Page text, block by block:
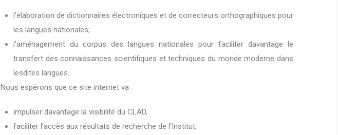
l’élaboration de dictionnaires électroniques et de correcteurs orthographiques pour
les langues nationales;
l’aménagement du corpus des langues nationales pour faciliter davantage le
transfert des connaissances scientifiques et techniques du monde moderne dans
lesdites langues.
Nous espérons que ce site internet va :
impulser davantage la visibilité du CLAD,
faciliter l’accès aux résultats de recherche de l’Institut,